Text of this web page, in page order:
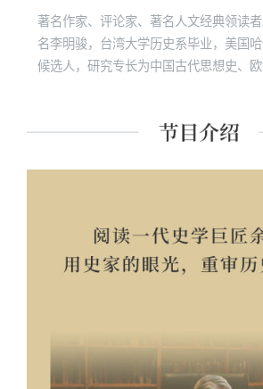
著名作家、评论家、著名人文经典领读
名李明骏，台湾大学历史系毕业，美国
候选人，研究专长为中国古代思想史、
《故事照亮未来》《想乐：聆听音符背